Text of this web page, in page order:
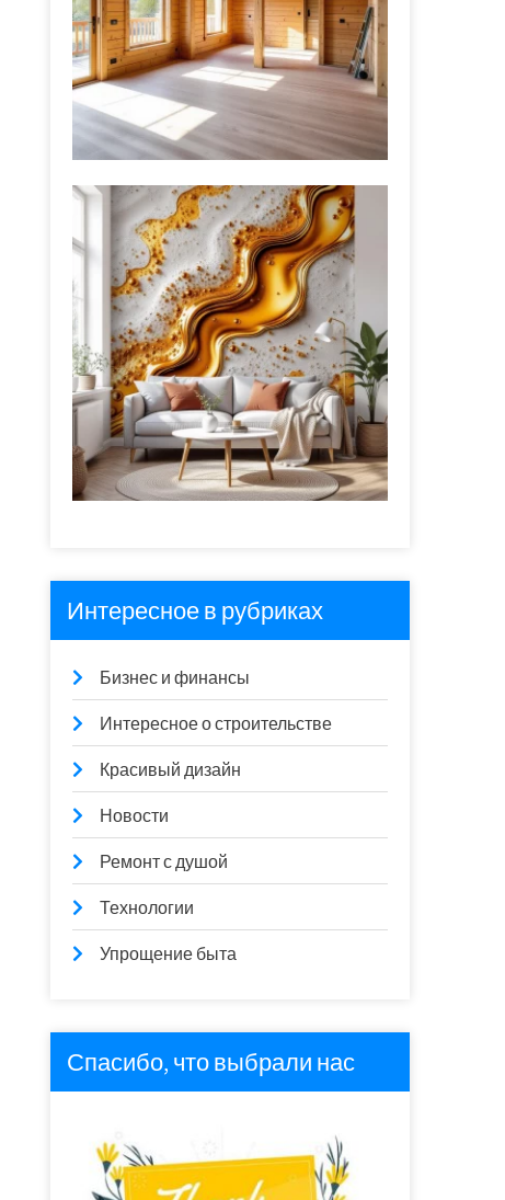
Интересное в рубриках
Бизнес и финансы
Интересное о строительстве
Красивый дизайн
Новости
Ремонт с душой
Технологии
Упрощение быта
Спасибо, что выбрали нас